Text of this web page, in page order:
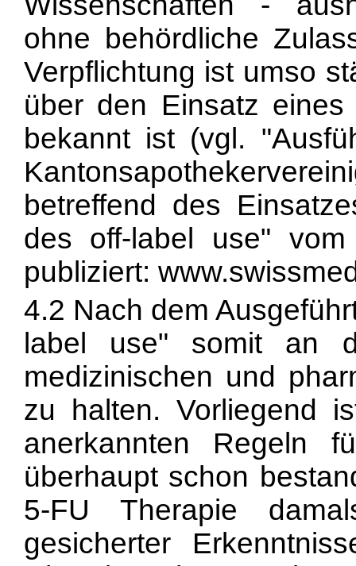
ohne behördliche
Verpflichtung ist umso
über den Einsatz eines
bekannt ist (vgl.
betreffend des
des off-label use"
publiziert:
4.2 Nach dem
label use" somit an
medizinischen und
zu halten. Vorliegend
anerkannten Regeln
überhaupt schon
5-FU Therapie
gesicherter